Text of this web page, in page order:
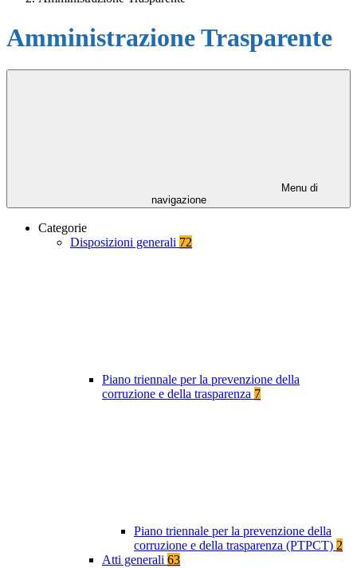
Amministrazione Trasparente
Menu di
navigazione
Categorie
Disposizioni generali 72
Piano triennale per la prevenzione della
corruzione e della trasparenza 7
Piano triennale per la prevenzione della
corruzione e della trasparenza (PTPCT) 2
Atti generali 63